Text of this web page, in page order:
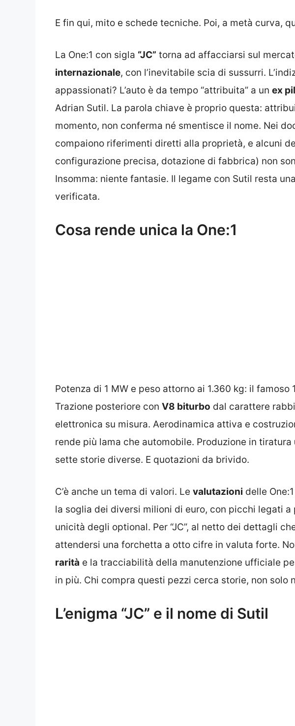
E fin qui, mito e schede tecniche. Poi, a metà curva,
La One:1 con sigla “JC” torna ad affacciarsi sul
internazionale, con l’inevitabile scia di sussurri.
appassionati? L’auto è da tempo “attribuita” a un ex
Adrian Sutil. La parola chiave è proprio questa:
momento, non conferma né smentisce il nome. Nei
compaiono riferimenti diretti alla proprietà, e alcuni
configurazione precisa, dotazione di fabbrica) non
Insomma: niente fantasie. Il legame con Sutil resta
verificata.
Cosa rende unica la One:1
Potenza di 1 MW e peso attorno ai 1.360 kg: il famoso
Trazione posteriore con V8 biturbo dal carattere
elettronica su misura. Aerodinamica attiva e
rende più lama che automobile. Produzione in tiratura
sette storie diverse. E quotazioni da brivido.
C’è anche un tema di valori. Le valutazioni delle
la soglia dei diversi milioni di euro, con picchi legati a
unicità degli optional. Per “JC”, al netto dei dettagli
attendersi una forchetta a otto cifre in valuta forte.
rarità e la tracciabilità della manutenzione ufficiale
in più. Chi compra questi pezzi cerca storie, non solo
L’enigma “JC” e il nome di Sutil